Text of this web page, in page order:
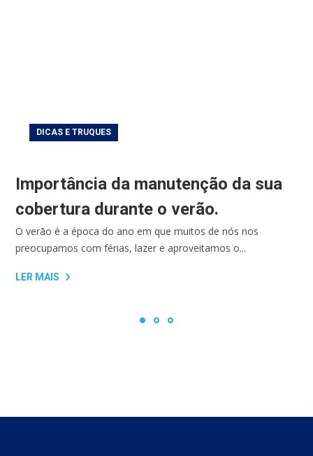
DICAS E TRUQUES
Importância da manutenção da sua
cobertura durante o verão.
O verão é a época do ano em que muitos de nós nos
preocupamos com férias, lazer e aproveitamos o...
LER MAIS